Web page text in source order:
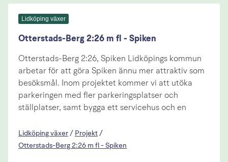
Lidköping växer
Otterstads-Berg 2:26 m fl - Spiken
Otterstads-Berg 2:26, Spiken Lidköpings kommun
arbetar för att göra Spiken ännu mer attraktiv som
besöksmål. Inom projektet kommer vi att utöka
parkeringen med fler parkeringsplatser och
ställplatser, samt bygga ett servicehus och en
Lidköping växer / Projekt /
Otterstads-Berg 2:26 m fl - Spiken